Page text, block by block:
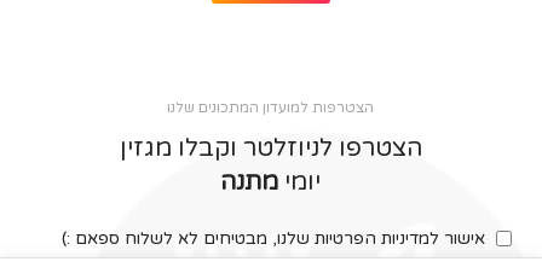
הצטרפות למועדון המתכונים שלנו
הצטרפו לניוזלטר וקבלו מגזין
יומי מתנה
אישור למדיניות הפרטיות שלנו, מבטיחים לא לשלוח ספאם :)